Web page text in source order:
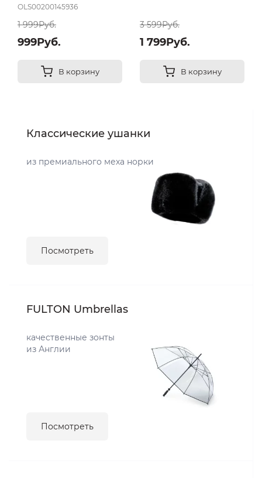
OLS00200145936
1 999Руб.
999Руб.
В корзину
3 599Руб.
1 799Руб.
В корзину
Классические ушанки
из премиального меха норки
Посмотреть
FULTON Umbrellas
качественные зонты
из Англии
Посмотреть